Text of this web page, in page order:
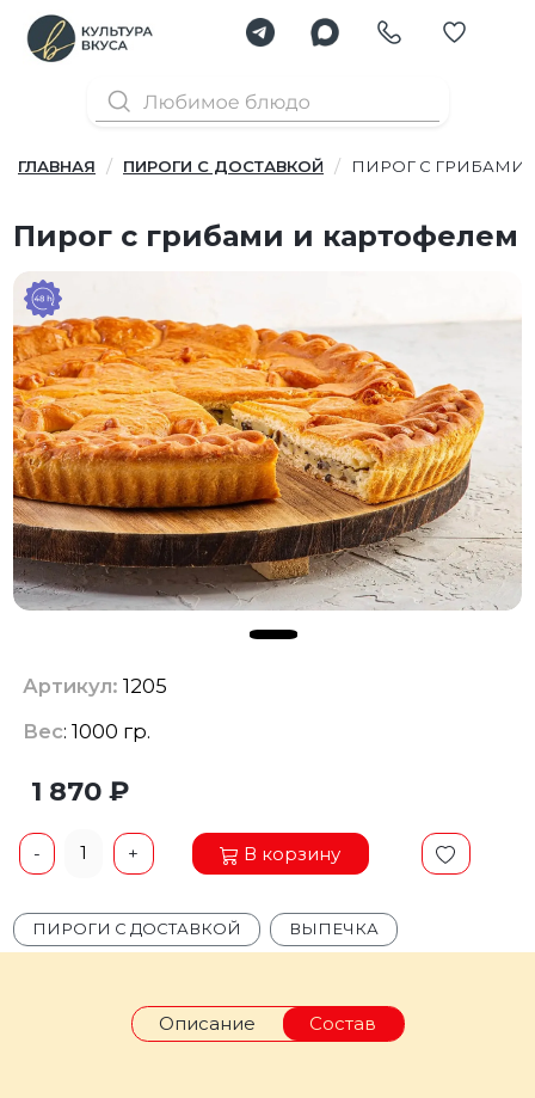
ГЛАВНАЯ ПИРОГИ С ДОСТАВКОЙ ПИРОГ С ГРИБАМИ
Пирог с грибами и картофелем
Артикул: 1205
Вес: 1000 гр.
1 870 ₽
- 1 + В корзину
ПИРОГИ С ДОСТАВКОЙ ВЫПЕЧКА
Описание Состав